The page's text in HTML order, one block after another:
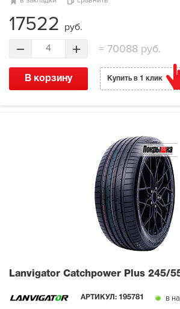
17522 руб.
4 = 70088 руб.
В корзину Купить в 1 клик
Lanvigator Catchpower Plus 245/
АРТИКУЛ: 195781 в